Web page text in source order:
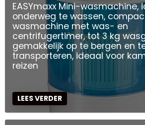
EASYmaxx Mini-wasmachine,
onderweg te wassen,
wasmachine met was- en
centrifugertimer, tot 3 kg
gemakkelijk op te bergen en
transporteren, ideaal voor
reizen
LEES VERDER